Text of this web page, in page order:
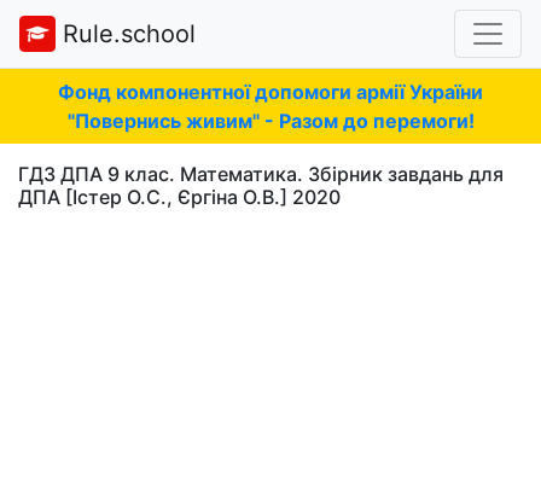
Rule.school
Фонд компонентної допомоги армії України
"Повернись живим" - Разом до перемоги!
ГДЗ ДПА 9 клас. Математика. Збірник завдань для
ДПА [Істер О.С., Єргіна О.В.] 2020